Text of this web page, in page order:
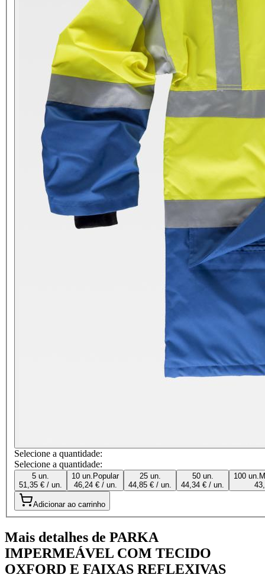
Selecione a quantidade:
Selecione a quantidade:
5 un.
51,35 € / un.
10 un. Popular
46,24 € / un.
25 un.
44,85 € / un.
50 un.
44,34 € / un.
100 un.
Adicionar ao carrinho
Mais detalhes de PARKA
IMPERMEÁVEL COM TECIDO
OXFORD E FAIXAS REFLEXIVAS